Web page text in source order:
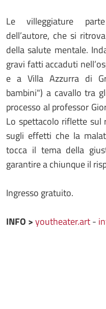
Le villeggiature parte
dell’autore, che si
della salute mentale.
gravi fatti accaduti
e a Villa Azzurra di
bambini") a cavallo tra
processo al professor
Lo spettacolo riflette sul
sugli effetti che la
tocca il tema della
garantire a chiunque il
Ingresso gratuito.
INFO >youtheater.art-